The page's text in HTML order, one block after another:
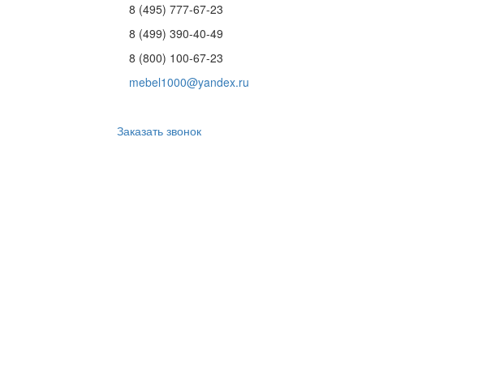
8 (495) 777-67-23
8 (499) 390-40-49
8 (800) 100-67-23
mebel1000@yandex.ru
Заказать звонок